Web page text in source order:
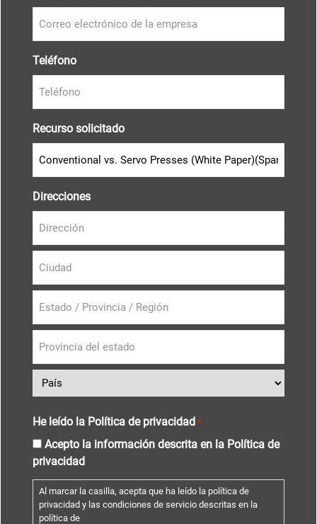
Teléfono
Recurso solicitado
Direcciones
He leído la Política de privacidad *
Acepto la información descrita en la Política de
privacidad
Al marcar la casilla, acepta que ha leído la política de
privacidad y las condiciones de servicio descritas en la
política de